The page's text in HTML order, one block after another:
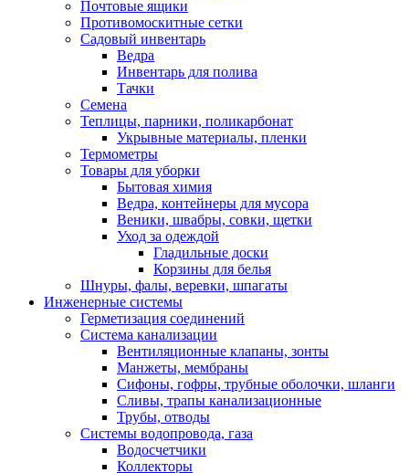
Почтовые ящики
Противомоскитные сетки
Садовый инвентарь
Ведра
Инвентарь для полива
Тачки
Семена
Теплицы, парники, поликарбонат
Укрывные материалы, пленки
Термометры
Товары для уборки
Бытовая химия
Ведра, контейнеры для мусора
Веники, швабры, совки, щетки
Уход за одеждой
Гладильные доски
Корзины для белья
Шнуры, фалы, веревки, шпагаты
Инженерные системы
Герметизация соединений
Система канализации
Вентиляционные клапаны, зонты
Манжеты, мембраны
Сифоны, гофры, трубные оболочки, шланги
Сливы, трапы канализационные
Трубы, отводы
Системы водопровода, газа
Водосчетчики
Коллекторы